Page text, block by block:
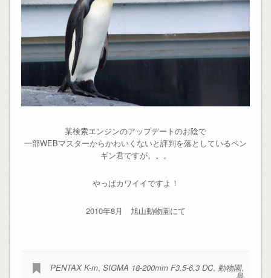
某検索エンジンのアップデートのお陰で
一部WEBマスターからかわいくないと評判を落としているペン
ギン君ですが。。。
やっぱカワイイですよ！
2010年8月 旭山動物園にて
PENTAX K-m,SIGMA 18-200mm F3.5-6.3 DC, 動物園,
鳥